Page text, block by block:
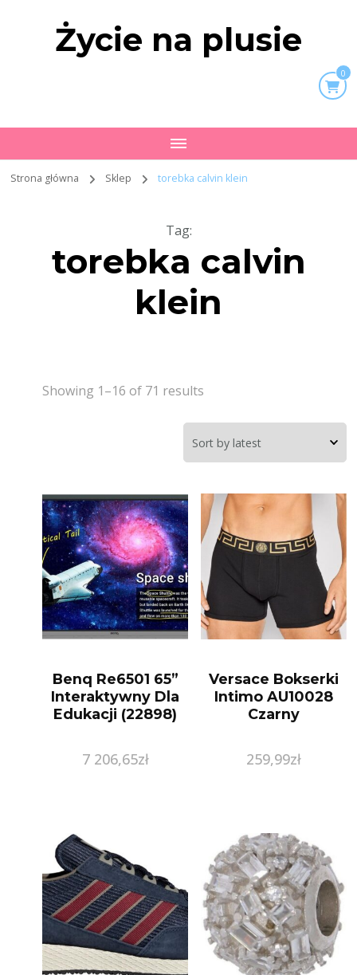
Życie na plusie
0
Strona główna Sklep torebka calvin klein
Tag:
torebka calvin
klein
Showing 1–16 of 71 results
Benq Re6501 65”
Interaktywny Dla
Edukacji (22898)
7 206,65zł
Versace Bokserki
Intimo AU10028
Czarny
259,99zł